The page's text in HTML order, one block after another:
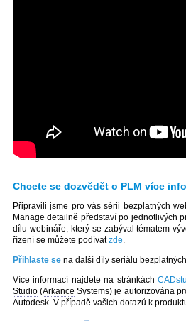
Chcete se dozvědět o PLM více
Připravili jsme pro vás sérii bezplatných
Manage detailně představí po jednotlivých
dílu webináře, který se zabýval tématem
řízení se můžete podívatzde.
Přihlaste se na další díly seriálu
Více informací najdete na stránkách
Studio (Arkance Systems) je autorizována
Autodesk. V případě vašich dotazů k